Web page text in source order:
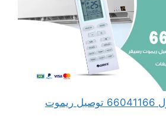
توصيل ريموت للمنزل 66041166 توصيل ريموت